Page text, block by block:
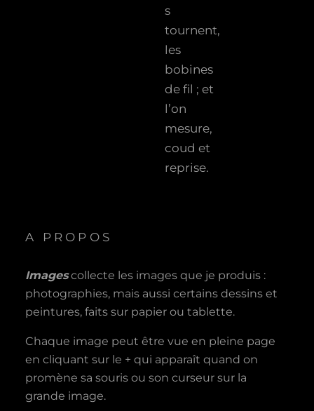
s
tournent,
les
bobines
de fil ; et
l’on
mesure,
coud et
reprise.
A PROPOS
Imagescollecte les images que je produis :
photographies, mais aussi certains dessins et
peintures, faits sur papier ou tablette.
Chaque image peut être vue en pleine page
en cliquant sur le + qui apparaît quand on
promène sa souris ou son curseur sur la
grande image.